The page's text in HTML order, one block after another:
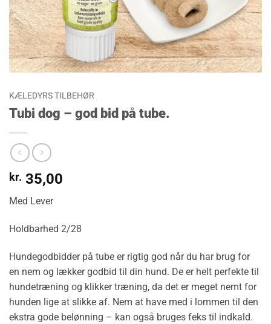
KÆLEDYRS TILBEHØR
Tubi dog – god bid på tube.
kr. 35,00
Med Lever
Holdbarhed 2/28
Hundegodbidder på tube er rigtig god når du har brug for
en nem og lækker godbid til din hund. De er helt perfekte til
hundetræning og klikker træning, da det er meget nemt for
hunden lige at slikke af. Nem at have med i lommen til den
ekstra gode belønning – kan også bruges feks til indkald.